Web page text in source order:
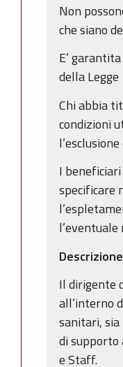
Non
che siano
E’
della
Chi abbia
condizioni
I
specificare
Il dirigente
all’interno
sanitari,
di
e Staff.